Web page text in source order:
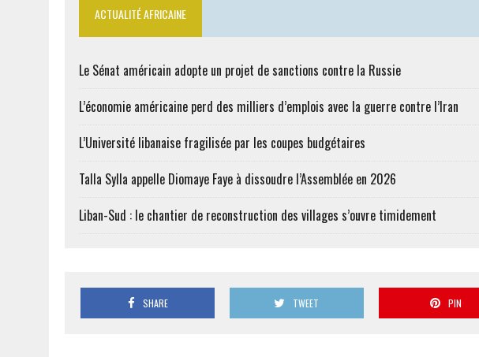
ACTUALITÉ AFRICAINE
Le Sénat américain adopte un projet de sanctions contre la Russie
L’économie américaine perd des milliers d’emplois avec la guerre contre l’Iran
L’Université libanaise fragilisée par les coupes budgétaires
Talla Sylla appelle Diomaye Faye à dissoudre l’Assemblée en 2026
Liban-Sud : le chantier de reconstruction des villages s’ouvre timidement
SHARE TWEET PIN